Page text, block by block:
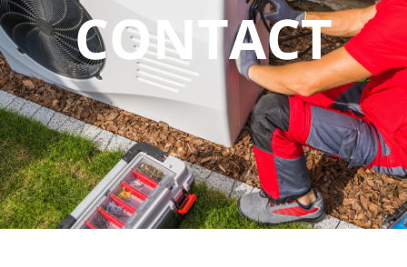
CONTACT